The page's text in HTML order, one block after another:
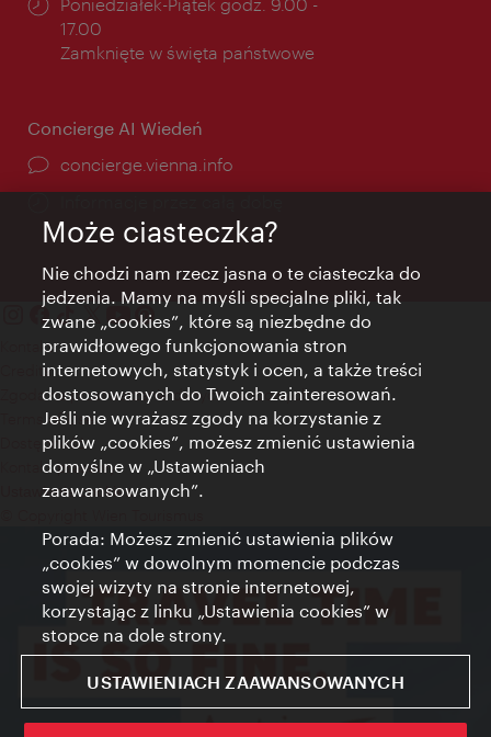
otwarcia:
17.00
Zamknięte w święta państwowe
Concierge AI Wiedeń
concierge.vienna.info
Kontakt
Credits
Zgoda na przetwarzanie danych osobowych
Terms of Use
Dostępność
Kontakt prasowy
Ustawienia cookies
Może ciasteczka?
Nie chodzi nam rzecz jasna o te ciasteczka do
jedzenia. Mamy na myśli specjalne pliki, tak
zwane „cookies”, które są niezbędne do
prawidłowego funkcjonowania stron
internetowych, statystyk i ocen, a także treści
dostosowanych do Twoich zainteresowań.
Jeśli nie wyrażasz zgody na korzystanie z
plików „cookies”, możesz zmienić ustawienia
domyślne w „Ustawieniach
zaawansowanych”.
Porada: Możesz zmienić ustawienia plików
„cookies” w dowolnym momencie podczas
swojej wizyty na stronie internetowej,
korzystając z linku „Ustawienia cookies” w
stopce na dole strony.
USTAWIENIACH ZAAWANSOWANYCH